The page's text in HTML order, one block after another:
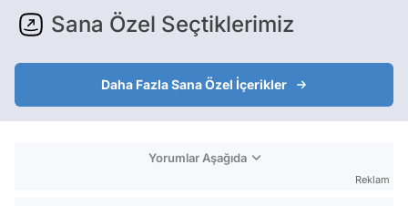
Sana Özel Seçtiklerimiz
Daha Fazla Sana Özel İçerikler
Yorumlar Aşağıda
Reklam